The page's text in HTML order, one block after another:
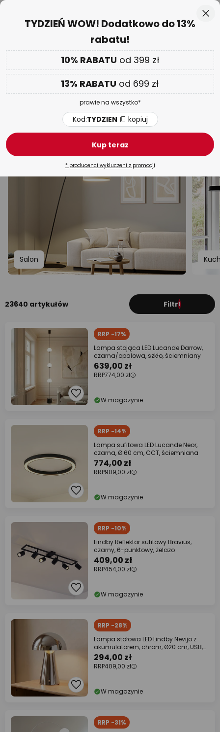
Przejdź
02 D 05 G 00 M 54 S
DODATKOWOnawet do 13% RABATU!
Kod:TYDZIEN kopiuj
TYDZIEŃ WOW| do -70%
Oświetlenie wewnętrzne Metal
Lampy sufitowe
Salon
23640 artykułów Filtr1
RRP -17%
Lampa stojąca LED Lucande Darrow,
czarna/opalowa, szkło, ściemniany
639,00 zł
RRP774,00 zł
W magazynie
RRP -14%
Lampa sufitowa LED Lucande Neor,
czarna, Ø 60 cm, CCT, ściemniana
774,00 zł
RRP909,00 zł
W magazynie
RRP -10%
Lindby Reflektor sufitowy Bravius,
czarny, 6-punktowy, żelazo
409,00 zł
RRP454,00 zł
W magazynie
RRP -28%
Lampa stołowa LED Lindby Nevijo z
akumulatorem, chrom, Ø20 cm, USB,
ściemniany
294,00 zł
RRP409,00 zł
W magazynie
RRP -31%
TYDZIEŃ WOW! Dodatkowo do 13%
rabatu!
10% RABATU od 399 zł
13% RABATU od 699 zł
prawie na wszystko*
Kod:TYDZIEN kopiuj
Kup teraz
* producenci wykluczeni z promocji